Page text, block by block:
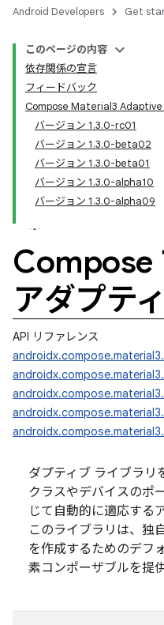
Android Developers Get
このページの内容
依存関係の宣言
フィードバック
Compose Material3 Adaptive
バージョン 1.3.0-rc01
バージョン 1.3.0-beta02
バージョン 1.3.0-beta01
バージョン 1.3.0-alpha10
バージョン 1.3.0-alpha09
Compose
アダプテ
API リファレンス
ダプティブ ライブラリ
クラスやデバイスのポ
じて自動的に適応する
このライブラリは、独
を作成するためのデフ
素コンポーザブルを提供